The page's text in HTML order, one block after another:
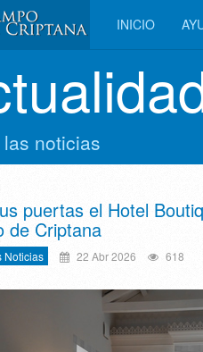
INICIO
noticias
puertas el Hotel
de Criptana
Noticias 22 Abr 2026 618